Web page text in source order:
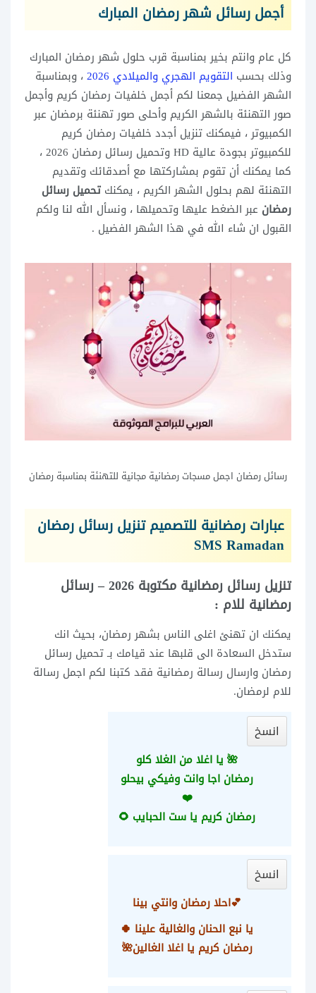
أجمل رسائل شهر رمضان المبارك
كل عام وانتم بخير بمناسبة قرب حلول شهر رمضان المبارك
وذلك بحسب التقويم الهجري والميلادي 2026
، وبمناسبة
الشهر الفضيل جمعنا لكم أجمل خلفيات رمضان كريم وأجمل
صور التهنئة بالشهر الكريم وأحلى صور تهنئة برمضان عبر
الكمبيوتر ، فيمكنك تنزيل أجدد خلفيات رمضان كريم
للكمبيوتر بجودة عالية HD وتحميل رسائل رمضان 2026
،
كما يمكنك أن تقوم بمشاركتها مع أصدقائك وتقديم
التهنئة لهم بحلول الشهر الكريم ، يمكنك تحميل رسائل
رمضان عبر الضغط عليها وتحميلها ، ونسأل الله لنا ولكم
القبول ان شاء الله في هذا الشهر الفضيل .
رسائل رمضان اجمل مسجات رمضانية مجانية للتهنئة بمناسبة رمضان
عبارات رمضانية للتصميم تنزيل رسائل رمضان
SMS Ramadan
تنزيل رسائل رمضانية مكتوبة 2026 – رسائل
رمضانية للام :
يمكنك ان تهنئ اغلى الناس بشهر رمضان، بحيث انك
ستدخل السعادة الى قلبها عند قيامك بـ تحميل رسائل
رمضان وارسال رسالة رمضانية فقد كتبنا لكم اجمل رسالة
للام لرمضان.
انسخ
🌺 يا اغلا من الغلا كلو
رمضان اجا وانت وفيكي بيحلو
❤️
رمضان كريم يا ست الحبايب 🌻
انسخ
💕احلا رمضان وانتي بينا
يا نبع الحنان والغالية علينا 🍀
رمضان كريم يا اغلا الغالين🌺